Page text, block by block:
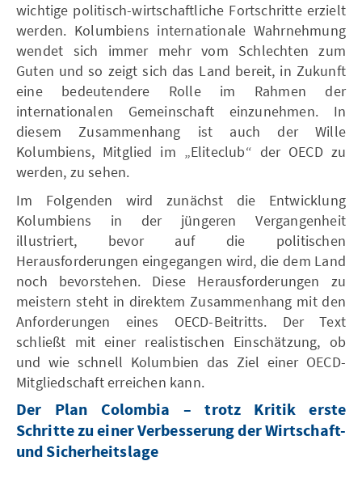
wichtige politisch-wirtschaftliche Fortschritte erzielt
werden. Kolumbiens internationale Wahrnehmung
wendet sich immer mehr vom Schlechten zum
Guten und so zeigt sich das Land bereit, in Zukunft
eine bedeutendere Rolle im Rahmen der
internationalen Gemeinschaft einzunehmen. In
diesem Zusammenhang ist auch der Wille
Kolumbiens, Mitglied im „Eliteclub“ der OECD zu
werden, zu sehen.
Im Folgenden wird zunächst die Entwicklung
Kolumbiens in der jüngeren Vergangenheit
illustriert, bevor auf die politischen
Herausforderungen eingegangen wird, die dem Land
noch bevorstehen. Diese Herausforderungen zu
meistern steht in direktem Zusammenhang mit den
Anforderungen eines OECD-Beitritts. Der Text
schließt mit einer realistischen Einschätzung, ob
und wie schnell Kolumbien das Ziel einer OECD-
Mitgliedschaft erreichen kann.
Der Plan Colombia – trotz Kritik erste
Schritte zu einer Verbesserung der Wirtschaft-
und Sicherheitslage